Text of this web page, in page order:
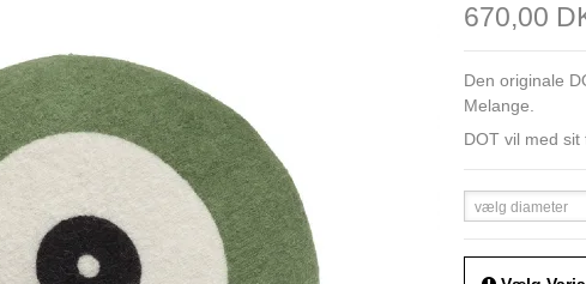
670,00
Den originale
Melange.
DOT vil med
vælg diameter